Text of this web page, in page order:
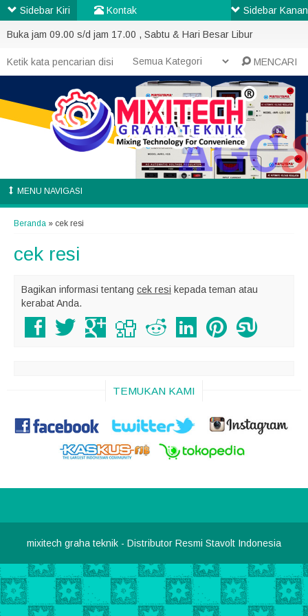
Buka jam 09.00 s/d jam 17.00 , Sabtu & Hari Besar Libur
MENCARI
MENU NAVIGASI
Beranda » cek resi
cek resi
Bagikan informasi tentang cek resi kepada teman atau
kerabat Anda.
TEMUKAN KAMI
mixitech graha teknik - Distributor Resmi Stavolt Indonesia
Sidebar Kiri Kontak Sidebar Kanan